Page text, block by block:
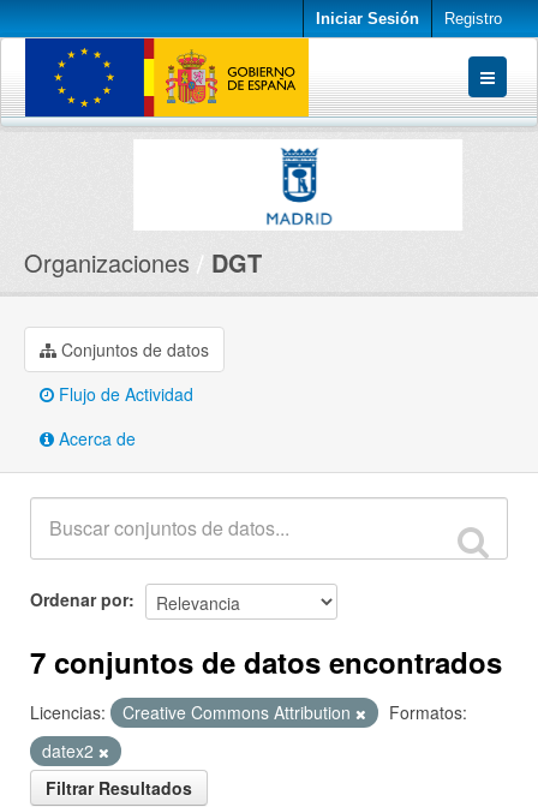
Iniciar Sesión Registro
Conjuntos de datos
Organizaciones DGT
Conjuntos de datos
Flujo de Actividad
Acerca de
Ordenar por
7 conjuntos de datos encontrados
Licencias: Creative Commons Attribution
Formatos:
datex2
Filtrar Resultados